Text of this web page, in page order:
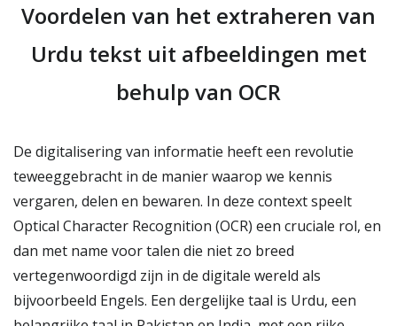
Voordelen van het extraheren van
Urdu tekst uit afbeeldingen met
behulp van OCR
De digitalisering van informatie heeft een revolutie
teweeggebracht in de manier waarop we kennis
vergaren, delen en bewaren. In deze context speelt
Optical Character Recognition (OCR) een cruciale rol, en
dan met name voor talen die niet zo breed
vertegenwoordigd zijn in de digitale wereld als
bijvoorbeeld Engels. Een dergelijke taal is Urdu, een